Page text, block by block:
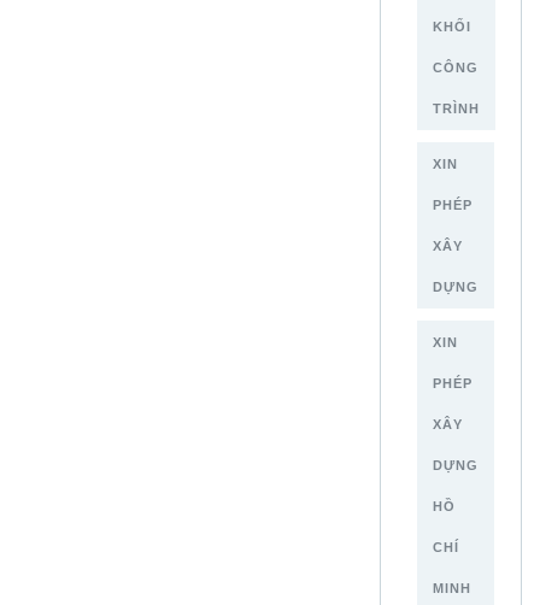
KHỐI
CÔNG
TRÌNH
XIN
PHÉP
XÂY
DỰNG
XIN
PHÉP
XÂY
DỰNG
HỒ
CHÍ
MINH